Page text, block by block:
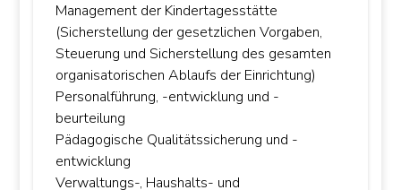
Management der Kindertagesstätte
(Sicherstellung der gesetzlichen Vorgaben,
Steuerung und Sicherstellung des gesamten
organisatorischen Ablaufs der Einrichtung)
Personalführung, -entwicklung und -
beurteilung
Pädagogische Qualitätssicherung und -
entwicklung
Verwaltungs-, Haushalts- und